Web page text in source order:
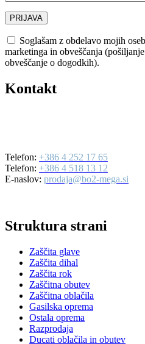
Soglašam z obdelavo mojih
marketinga in obveščanja
obveščanje o dogodkih).
Kontakt
Telefon: +386 4 252 17 65
Telefon: +386 4 518 13 12
E-naslov: prodaja@bo2-mega.si
Struktura strani
Zaščita glave
Zaščita dihal
Zaščita rok
Zaščitna obutev
Zaščitna oblačila
Gasilska oprema
Ostala oprema
Razprodaja
Ducati oblačila in obutev